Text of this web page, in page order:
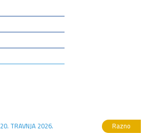
20. TRAVNJA 2026. Razno